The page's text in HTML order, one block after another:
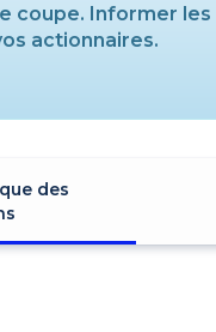
coupe. Informer
actionnaires.
des